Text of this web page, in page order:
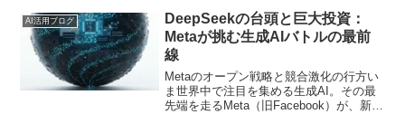
測とは裏腹に、実際にはGPUインフラが
さらに重要視されている...
AI活用ブログ
DeepSeekの台頭と巨大投資：
Metaが挑む生成AIバトルの最前
線
Metaのオープン戦略と競合激化の行方い
ま世界中で注目を集める生成AI。その最
先端を走るMeta（旧Facebook）が、新た